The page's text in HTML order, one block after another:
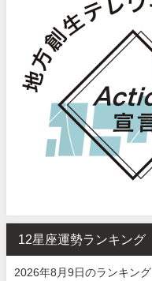
12星座運勢ランキング
2026年8月9日のランキング